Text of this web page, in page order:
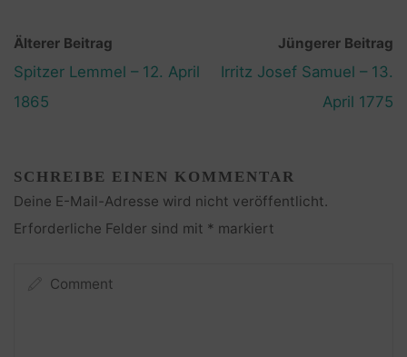
Älterer Beitrag
Spitzer Lemmel – 12. April
1865
Jüngerer Beitrag
Irritz Josef Samuel – 13.
April 1775
SCHREIBE EINEN KOMMENTAR
Deine E-Mail-Adresse wird nicht veröffentlicht.
Erforderliche Felder sind mit * markiert